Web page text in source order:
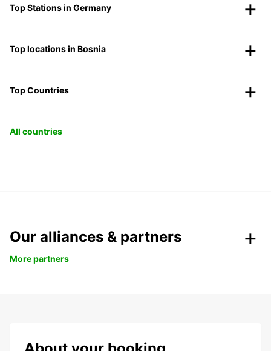
Top Stations in Germany
Top locations in Bosnia
Top Countries
All countries
Our alliances & partners
More partners